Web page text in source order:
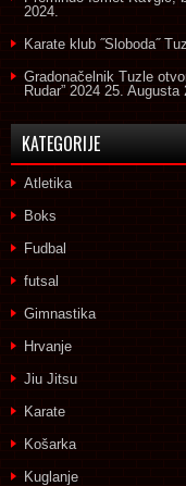
2024.
Karate klub ˝Sloboda˝
Gradonačelnik Tuzle
Rudar” 2024 25. Augusta
KATEGORIJE
Atletika
Boks
Fudbal
futsal
Gimnastika
Hrvanje
Jiu Jitsu
Karate
Košarka
Kuglanje